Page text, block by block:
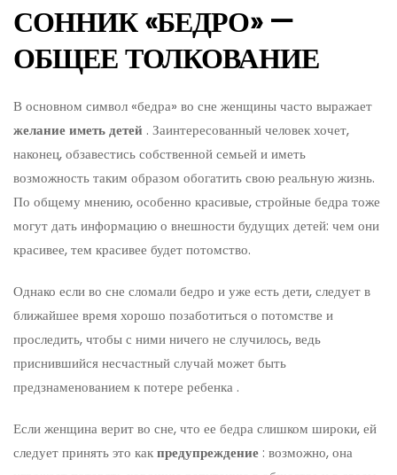
СОННИК «БЕДРО» —
ОБЩЕЕ ТОЛКОВАНИЕ
В основном символ «бедра» во сне женщины часто выражает
желаниеиметьдетей . Заинтересованный человек хочет,
наконец, обзавестись собственной семьей и иметь
возможность таким образом обогатить свою реальную жизнь.
По общему мнению, особенно красивые, стройные бедра тоже
могут дать информацию о внешности будущих детей: чем они
красивее, тем красивее будет потомство.
Однако если во сне сломали бедро и уже есть дети, следует в
ближайшее время хорошо позаботиться о потомстве и
проследить, чтобы с ними ничего не случилось, ведь
приснившийся несчастный случай может быть
предзнаменованием к потере ребенка .
Если женщина верит во сне, что ее бедра слишком широки, ей
следует принять это какпредупреждение : возможно, она